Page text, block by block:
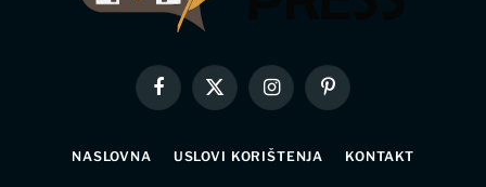
Facebook
X
InstagramPinterest
NASLOVNA USLOVI KORIŠTENJA KONTAKT